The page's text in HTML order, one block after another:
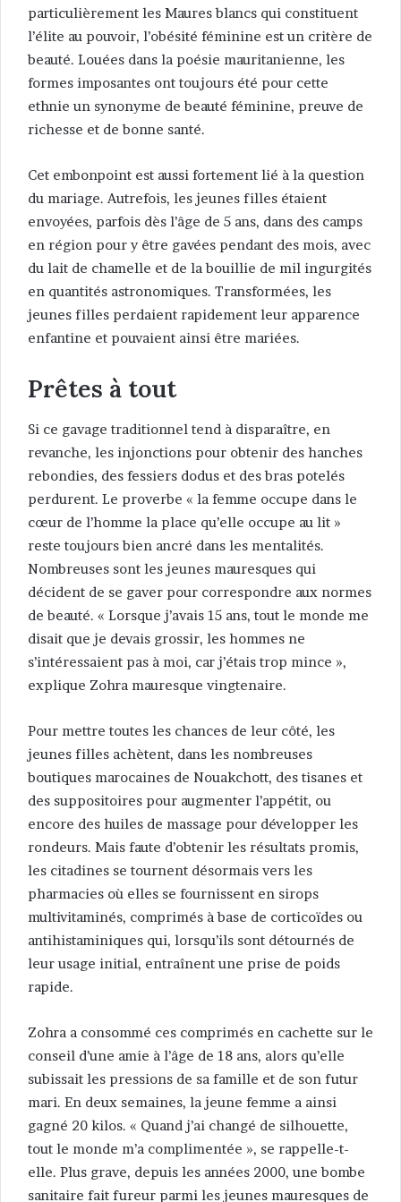
particulièrement les Maures blancs qui constituent
l’élite au pouvoir, l’obésité féminine est un critère de
beauté. Louées dans la poésie mauritanienne, les
formes imposantes ont toujours été pour cette
ethnie un synonyme de beauté féminine, preuve de
richesse et de bonne santé.
Cet embonpoint est aussi fortement lié à la question
du mariage. Autrefois, les jeunes filles étaient
envoyées, parfois dès l’âge de 5 ans, dans des camps
en région pour y être gavées pendant des mois, avec
du lait de chamelle et de la bouillie de mil ingurgités
en quantités astronomiques. Transformées, les
jeunes filles perdaient rapidement leur apparence
enfantine et pouvaient ainsi être mariées.
Prêtes à tout
Si ce gavage traditionnel tend à disparaître, en
revanche, les injonctions pour obtenir des hanches
rebondies, des fessiers dodus et des bras potelés
perdurent. Le proverbe « la femme occupe dans le
cœur de l’homme la place qu’elle occupe au lit »
reste toujours bien ancré dans les mentalités.
Nombreuses sont les jeunes mauresques qui
décident de se gaver pour correspondre aux normes
de beauté. « Lorsque j’avais 15 ans, tout le monde me
disait que je devais grossir, les hommes ne
s’intéressaient pas à moi, car j’étais trop mince »,
explique Zohra mauresque vingtenaire.
Pour mettre toutes les chances de leur côté, les
jeunes filles achètent, dans les nombreuses
boutiques marocaines de Nouakchott, des tisanes et
des suppositoires pour augmenter l’appétit, ou
encore des huiles de massage pour développer les
rondeurs. Mais faute d’obtenir les résultats promis,
les citadines se tournent désormais vers les
pharmacies où elles se fournissent en sirops
multivitaminés, comprimés à base de corticoïdes ou
antihistaminiques qui, lorsqu’ils sont détournés de
leur usage initial, entraînent une prise de poids
rapide.
Zohra a consommé ces comprimés en cachette sur le
conseil d’une amie à l’âge de 18 ans, alors qu’elle
subissait les pressions de sa famille et de son futur
mari. En deux semaines, la jeune femme a ainsi
gagné 20 kilos. « Quand j’ai changé de silhouette,
tout le monde m’a complimentée », se rappelle-t-
elle. Plus grave, depuis les années 2000, une bombe
sanitaire fait fureur parmi les jeunes mauresques de